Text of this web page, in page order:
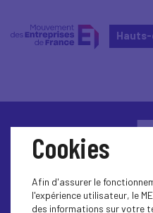
Cookies
Afin d'assurer le
l'expérience utilisateur, le
des informations sur votre